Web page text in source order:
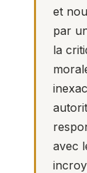
et
par
la
avec